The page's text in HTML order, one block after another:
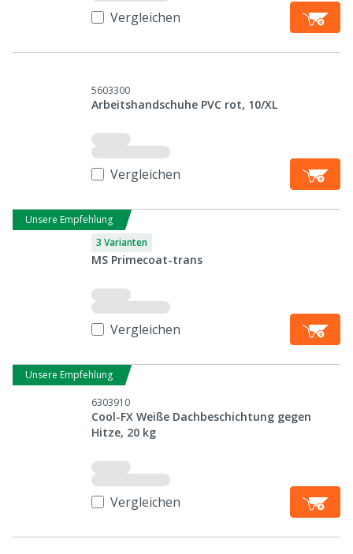
Vergleichen
5603300
Arbeitshandschuhe PVC rot, 10/XL
Vergleichen
Unsere Empfehlung
3 Varianten
MS Primecoat-trans
Vergleichen
Unsere Empfehlung
6303910
Cool-FX Weiße Dachbeschichtung gegen
Hitze, 20 kg
Vergleichen